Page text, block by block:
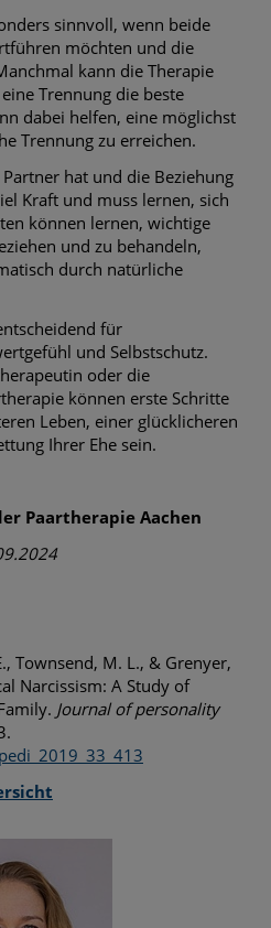
sinnvoll, wenn beide
möchten und die
kann die Therapie
Trennung die beste
dabei helfen, eine möglichst
Trennung zu erreichen.
hat und die Beziehung
Kraft und muss lernen, sich
können lernen, wichtige
und zu behandeln,
durch natürliche
für
und Selbstschutz.
oder die
können erste Schritte
Leben, einer glücklicheren
Ihrer Ehe sein.
Paartherapie Aachen
Townsend, M. L., & Grenyer,
Narcissism: A Study of
Journal of personality